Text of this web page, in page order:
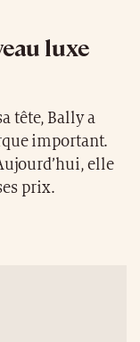
important.
elle
prix.
recevoir